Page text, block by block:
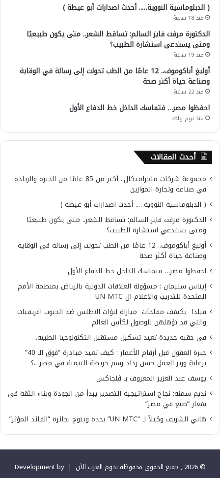
( الدبلوماسية النووية….. أحدث اصدارات أبو عيطة )
منذ 18 ساعة
الدكتورة مرفت فايز السالم: تساقط الشعر.. متى يكون طبيعيًا
ومتى يستدعي استشارة الطبيب؟
منذ 19 ساعة
أوليغ أباكوموف.. 12 عامًا من الطب تحولت إلى رسالة في الوقاية
وصناعة حياة أكثر صحة
منذ 22 ساعة
احفظوا مصر… فتماسك الداخل خط الدفاع الأول
منذ يوم واحد
أحدث المقالات
مجموعة شركات ملجراميكال.. أكثر من 85 عامًا من الخبرة والريادة
في صناعة وتجارة الموازين
( الدبلوماسية النووية….. أحدث اصدارات أبو عيطة )
الدكتورة مرفت فايز السالم: تساقط الشعر.. متى يكون طبيعيًا
ومتى يستدعي استشارة الطبيب؟
أوليغ أباكوموف.. 12 عامًا من الطب تحولت إلى رسالة في الوقاية
وصناعة حياة أكثر صحة
احفظوا مصر… فتماسك الداخل خط الدفاع الأول
إيناس سليمان : مسؤولة العلاقات الدولية بالرياض بمنظمة الأمم
المتحدة للتدريب والاعلام ال UN MTC
فيلدا يكشف مفاجآت مباراة لبؤات الاطلس ضد الجنوب افريقيات
والتي قد تؤهلهن للوصول لكأس العالم
في حقبة جديدة تعيد تشكيل مستقبل التكنولوجيا الطبية..
خبرة العقول قبل أرقام الأعمار : كيف تعيد مبادرة “فوق الـ 40”
برعاية وزير العمل حسن رداد رسم خريطة التنمية في مصر ..؟
يوسف عبد العزيز المعروف بـ ڤلجاكس
نديم سمنه: نجاح استراتيجية التصدير يبدأ من الجودة وبناء الثقة في
شعار “صنع في مصر”
هاني الشريف وكيلاً لـ “UN MTC” بجدة ويتوج بجائزة “القائد المؤثر”
© 2026 , جميع الحقوق محفوظة نجوم العرب الأن |
Development by